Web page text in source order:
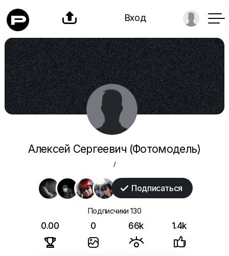
 Вход
Алексей Сергеевич (Фотомодель)
/
 Подписаться
Подписчики130
0.00

0

66k

1.4k
